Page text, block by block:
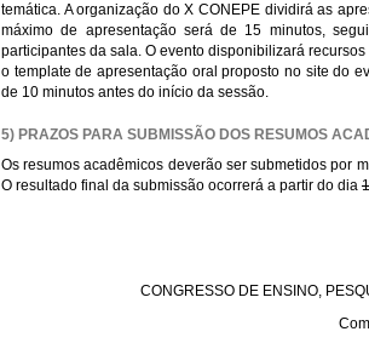
temática. A organização do X CONEPE dividirá as
máximo de apresentação será de 15 minutos,
participantes da sala. O evento disponibilizará
o template de apresentação oral proposto no site do
de 10 minutos antes do início da sessão.
5) PRAZOS PARA SUBMISSÃO DOS RESUMOS
Os resumos acadêmicos deverão ser submetidos por
O resultado final da submissão ocorrerá a partir do dia
CONGRESSO DE ENSINO,